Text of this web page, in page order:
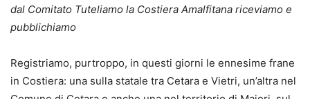
dal Comitato Tuteliamo la Costiera Amalfitana riceviamo e
pubblichiamo
Registriamo, purtroppo, in questi giorni le ennesime frane
in Costiera: una sulla statale tra Cetara e Vietri, un’altra nel